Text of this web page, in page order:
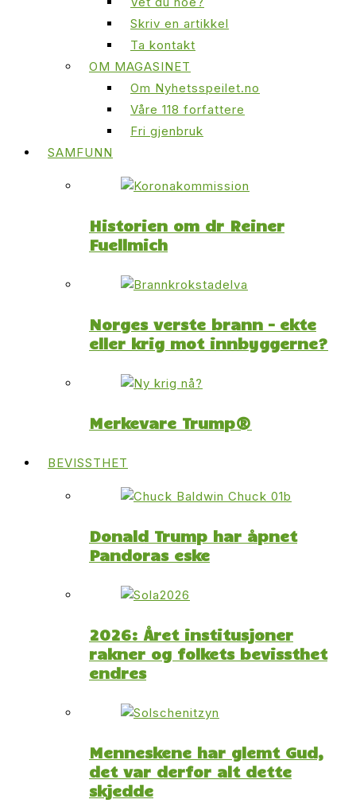
Skriv en artikkel
Ta kontakt
OM MAGASINET
Om Nyhetsspeilet.no
Våre 118 forfattere
Fri gjenbruk
SAMFUNN
Historien om dr Reiner
Fuellmich
Norges verste brann – ekte
eller krig mot innbyggerne?
Merkevare Trump®
BEVISSTHET
Donald Trump har åpnet
Pandoras eske
2026: Året institusjoner
rakner og folkets bevissthet
endres
Menneskene har glemt Gud,
det var derfor alt dette
skjedde